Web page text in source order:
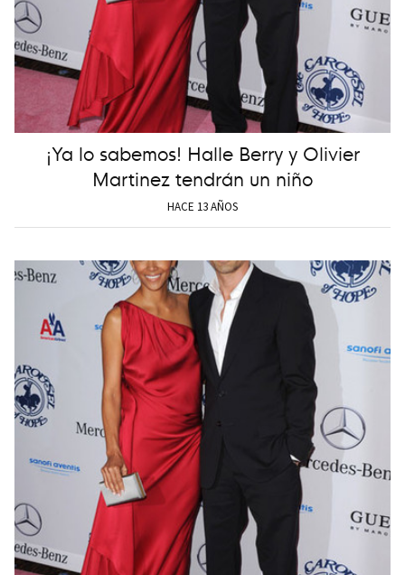
¡Ya lo sabemos! Halle Berry y Olivier
Martinez tendrán un niño
HACE 13 AÑOS